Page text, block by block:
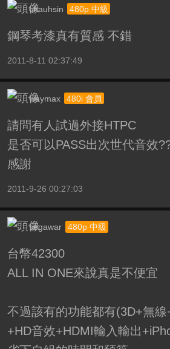
chauhsin 480p 中級
鋼琴考漆真有質感 不錯
2011-8-11 02:37:49
waymax 480i 會員
請問有人試過外接HTPC
是否可以PASS出次世代音效
感謝
2011-9-26 00:27:03
segawar 480p 中級
台幣42300
ALL IN ONE來說真是不便宜
不過該有的功能都有(3D+無
+HD音效+HDMI輸入輸出